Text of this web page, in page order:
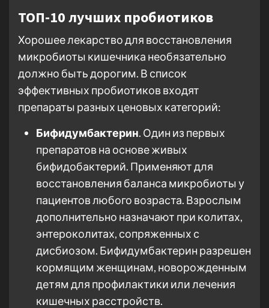
ТОП-10 лучших пробиотиков
Хорошее лекарство для восстановления
микробиоты кишечника необязательно
должно быть дорогим. В список
эффективных пробиотиков входят
препараты разных ценовых категорий:
Бифидумбактерин. Один из первых
препаратов на основе живых
бифидобактерий. Применяют для
восстановления баланса микробиоты у
пациентов любого возраста. Взрослым
дополнительно назначают при колитах,
энтероколитах, сопряженных с
дисбиозом. Бифидумбактерин разрешен
кормящим женщинам, новорожденным
детям для профилактики или лечения
кишечных расстройств.